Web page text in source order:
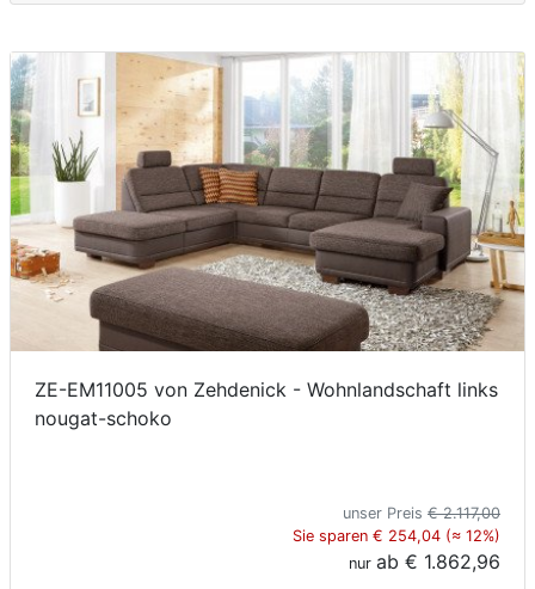
ZE-EM11005 von Zehdenick - Wohnlandschaft links
nougat-schoko
unser Preis € 2.117,00
Sie sparen € 254,04 (≈ 12%)
nur ab € 1.862,96